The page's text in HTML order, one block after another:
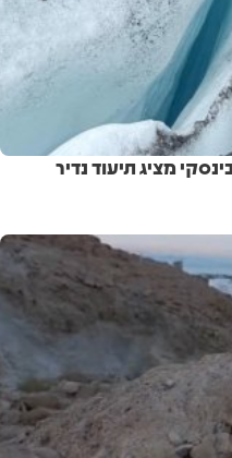
מציג תיעוד נדיר